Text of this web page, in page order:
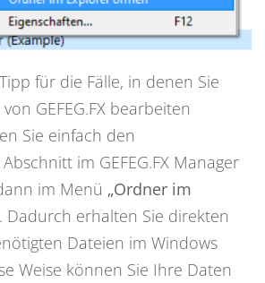
für die Fälle, in denen Sie
GEFEG.FX bearbeiten
Sie einfach den
im GEFEG.FX Manager
im Menü „Ordner im
. Dadurch erhalten Sie direkten
Dateien im Windows
Weise können Sie Ihre Daten